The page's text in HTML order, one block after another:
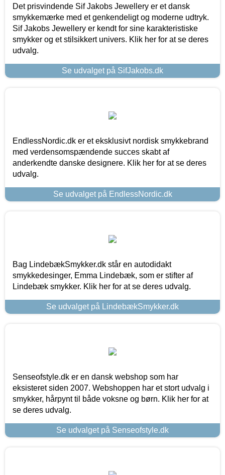
Det prisvindende Sif Jakobs Jewellery er et dansk
smykkemærke med et genkendeligt og moderne udtryk.
Sif Jakobs Jewellery er kendt for sine karakteristiske
smykker og et stilsikkert univers. Klik her for at se deres
udvalg.
Se udvalget på SifJakobs.dk
EndlessNordic.dk er et eksklusivt nordisk smykkebrand
med verdensomspændende succes skabt af
anderkendte danske designere. Klik her for at se deres
udvalg.
Se udvalget på EndlessNordic.dk
Bag LindebækSmykker.dk står en autodidakt
smykkedesinger, Emma Lindebæk, som er stifter af
Lindebæk smykker. Klik her for at se deres udvalg.
Se udvalget på LindebækSmykker.dk
Senseofstyle.dk er en dansk webshop som har
eksisteret siden 2007. Webshoppen har et stort udvalg i
smykker, hårpynt til både voksne og børn. Klik her for at
se deres udvalg.
Se udvalget på Senseofstyle.dk